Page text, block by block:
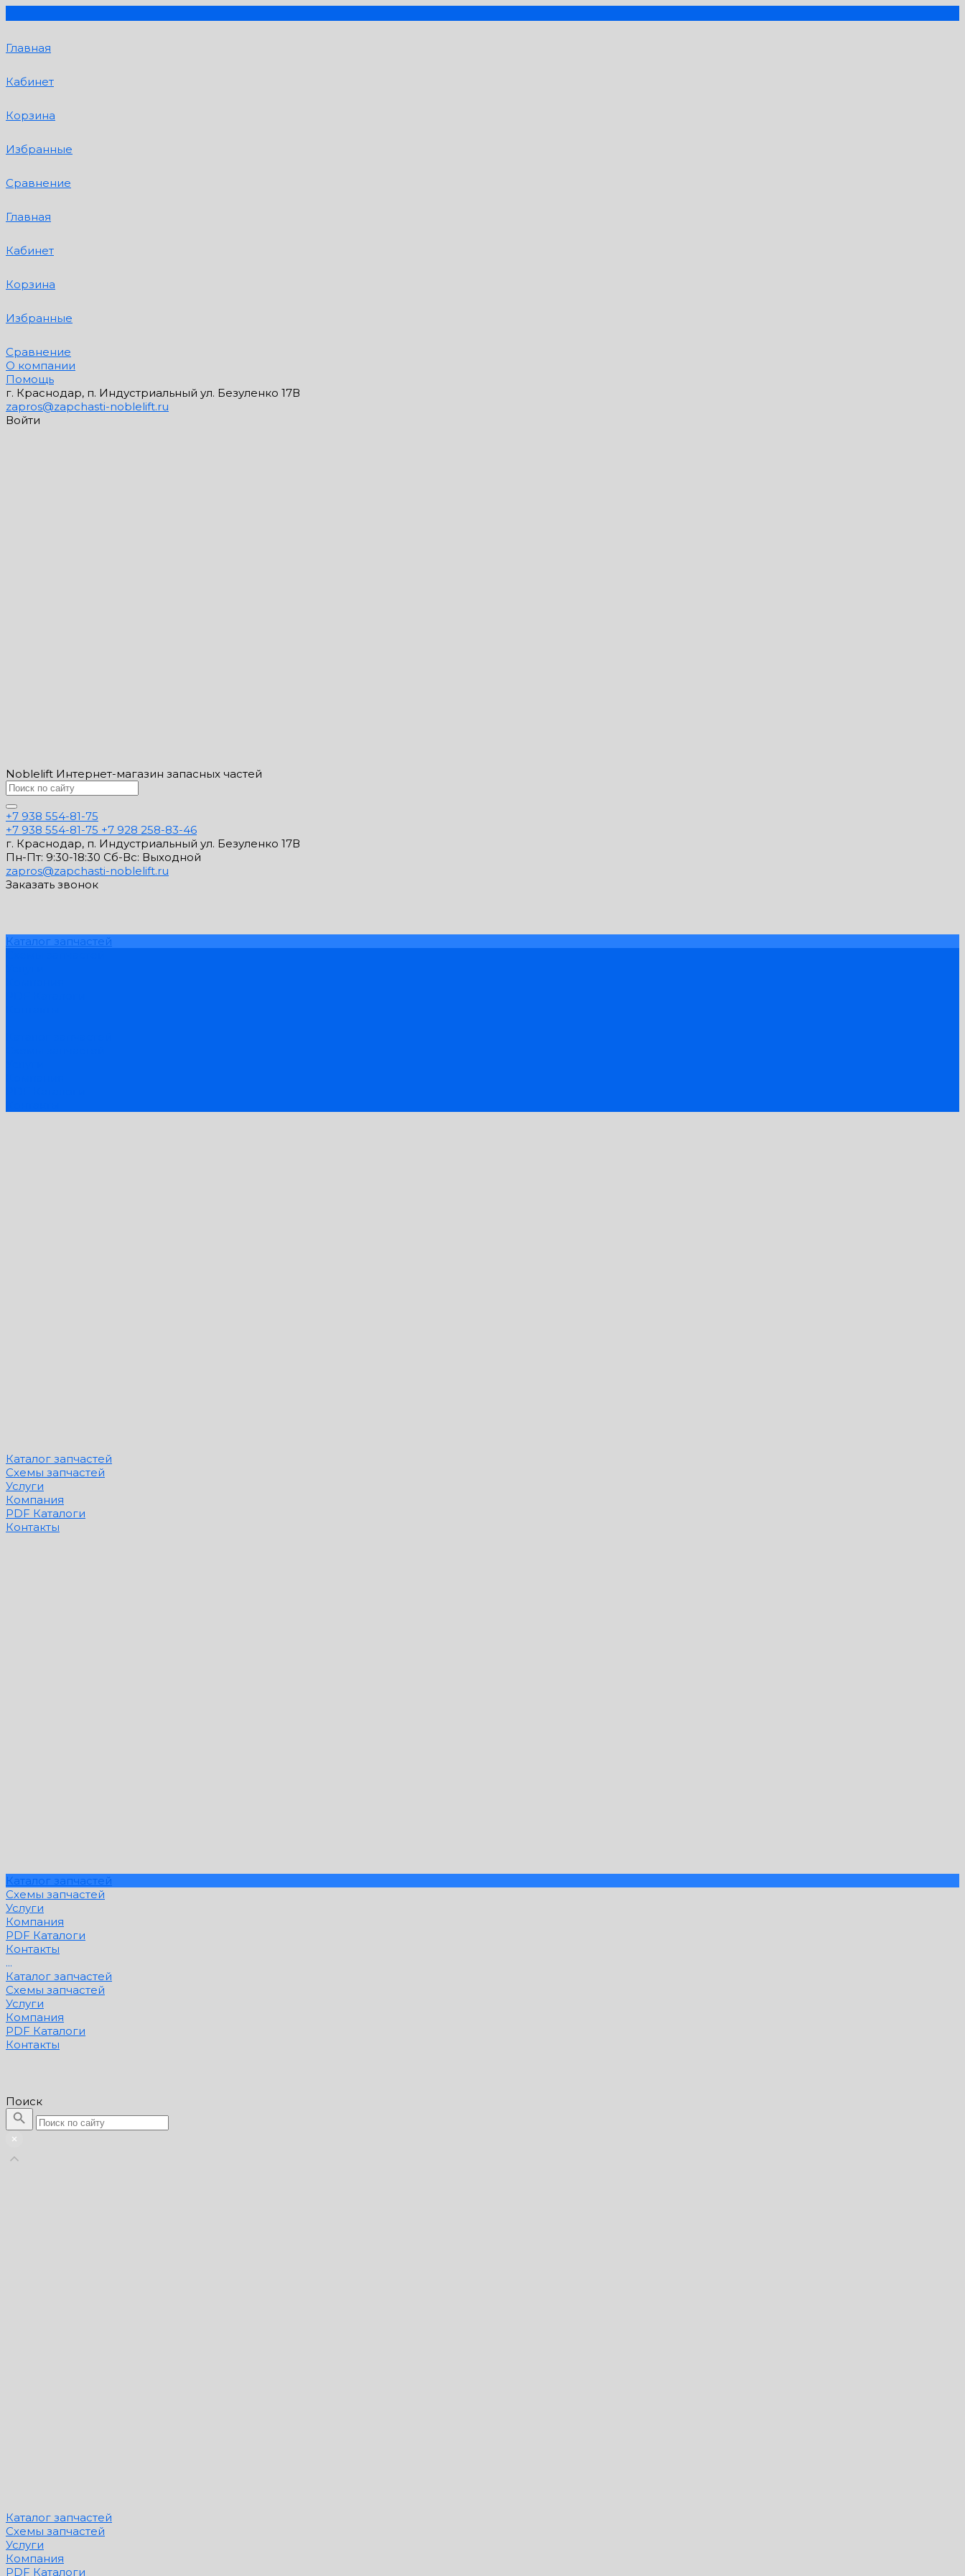
Главная
Кабинет
Корзина
Избранные
Сравнение
Главная
Кабинет
Корзина
Избранные
Сравнение
О компании
Помощь
г. Краснодар, п. Индустриальный ул. Безуленко 17В
zapros@zapchasti-noblelift.ru
Войти
Noblelift Интернет-магазин запасных частей
+7 938 554-81-75
+7 938 554-81-75 +7 928 258-83-46
г. Краснодар, п. Индустриальный ул. Безуленко 17В
Пн-Пт: 9:30-18:30 Cб-Вс: Выходной
zapros@zapchasti-noblelift.ru
Заказать звонок
Каталог запчастей
Каталог запчастей
Схемы запчастей
Услуги
Компания
PDF Каталоги
Контакты
Каталог запчастей
Схемы запчастей
Услуги
Компания
PDF Каталоги
Контакты
...
Каталог запчастей
Схемы запчастей
Услуги
Компания
PDF Каталоги
Контакты
Поиск
Каталог запчастей
Схемы запчастей
Услуги
Компания
PDF Каталоги